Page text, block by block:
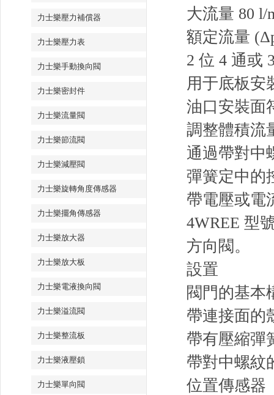
力士樂壓力補償器
力士樂壓力表
力士樂手動換向閥
力士樂密封件
力士樂流量閥
力士樂節流閥
力士樂減壓閥
力士樂旋轉角度傳感器
力士樂擺角傳感器
力士樂放大器
力士樂放大板
力士樂電液換向閥
力士樂溢流閥
力士樂整流板
力士樂液壓鎖
力士樂單向閥
大流量 80 l/
額定流量
2 位 4 通或
用于底板安
油口安裝面
調整體積流
通過帶對中
彈簧定中的
帶電壓或電
4WREE 型
方向閥。
設置
閥門的基本
帶連接面的
帶有壓縮彈
帶對中螺紋
位置傳感器